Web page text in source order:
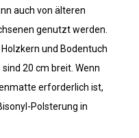
auch von älteren
genutzt werden.
und Bodentuch
20 cm breit. Wenn
erforderlich ist,
Polsterung in